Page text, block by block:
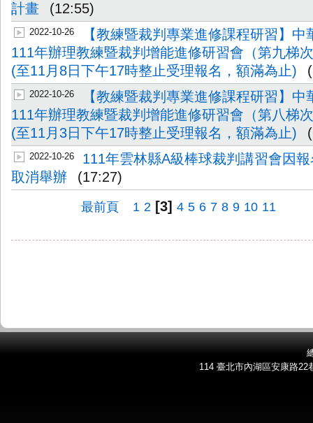
計畫
(12:55)
2022-10-26
【教練暨裁判專業進修課程研習】
111年辦理教練暨裁判增能進修研習會（第九梯
(至11月8日下午17時整止受理報名，額滿為止)
2022-10-26
【教練暨裁判專業進修課程研習】
111年辦理教練暨裁判增能進修研習會（第八梯
(至11月3日下午17時整止受理報名，額滿為止)
2022-10-26
111年雲林縣A級棒球裁判講習會因
取消舉辦
(17:27)
最前頁 1 2 [3] 4 5 6 7 8 9 10 11
114 臺北市內湖區安康路22